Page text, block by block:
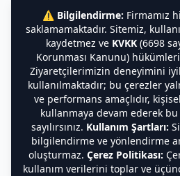
⚠️ Bilgilendirme: Firmamız
saklamamaktadır. Sitemiz,
kaydetmez ve KVKK(6698
Korunması Kanunu)
Ziyaretçilerimizin deneyimini
kullanılmaktadır; bu çerezler
ve performans amaçlıdır,
kullanmaya devam ederek
sayılırsınız. Kullanım Şartları:
bilgilendirme ve yönlendirme
oluşturmaz. Çerez Politikası:
kullanım verilerini toplar ve